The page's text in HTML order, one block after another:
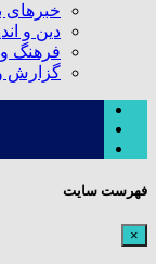
خبرهای
دین و
فرهنگ و
گزارش
فهرست سایت
×